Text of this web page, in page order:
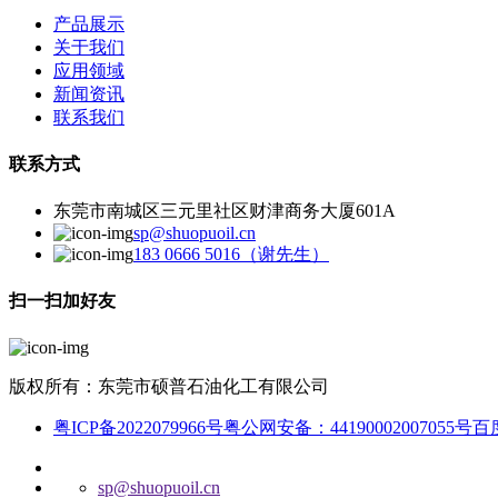
产品展示
关于我们
应用领域
新闻资讯
联系我们
联系方式
东莞市南城区三元里社区财津商务大厦601A
sp@shuopuoil.cn
183 0666 5016（谢先生）
扫一扫加好友
版权所有：东莞市硕普石油化工有限公司
粤ICP备2022079966号粤公网安备：44190002007055号百
sp@shuopuoil.cn